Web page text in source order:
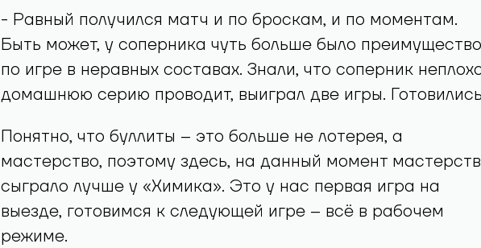
- Равный получился матч и по броскам, и по моментам.
Быть может, у соперника чуть больше было преимущество
по игре в неравных составах. Знали, что соперник
домашнюю серию проводит, выиграл две игры.
Понятно, что буллиты – это больше не лотерея, а
мастерство, поэтому здесь, на данный момент
сыграло лучше у «Химика». Это у нас первая игра на
выезде, готовимся к следующей игре – всё в рабочем
режиме.